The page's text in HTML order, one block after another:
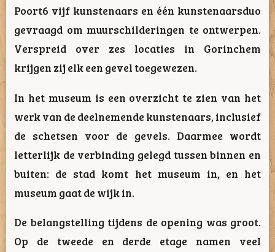
Poort6 vijf kunstenaars en één kunstenaarsduo
gevraagd om muurschilderingen te ontwerpen.
Verspreid over zes locaties in Gorinchem
krijgen zij elk een gevel toegewezen.
In het museum is een overzicht te zien van het
werk van de deelnemende kunstenaars, inclusief
de schetsen voor de gevels. Daarmee wordt
letterlijk de verbinding gelegd tussen binnen en
buiten: de stad komt het museum in, en het
museum gaat de wijk in.
De belangstelling tijdens de opening was groot.
Op de tweede en derde etage namen veel